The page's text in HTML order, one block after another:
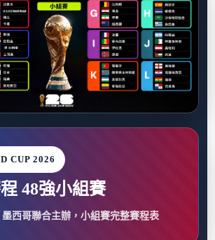
CUP 2026
48強小組賽
西哥聯合主辦，小組賽完整賽程表